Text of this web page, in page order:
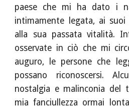
paese che mi ha dato i
intimamente legata, ai suoi
alla sua passata vitalità.
osservate in ciò che mi
auguro, le persone che
possano riconoscersi.
nostalgia e malinconia del
mia fanciullezza ormai